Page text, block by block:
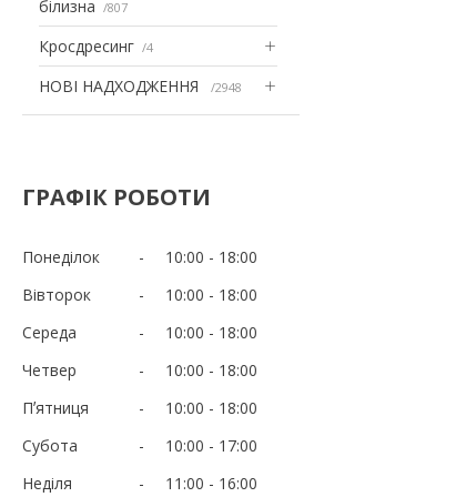
білизна 807
Кросдресинг 4
НОВІ НАДХОДЖЕННЯ 2948
ГРАФІК РОБОТИ
Понеділок 10:00
18:00
Вівторок
10:00
18:00
Середа
10:00
18:00
Четвер
10:00
18:00
Пʼятниця
10:00
18:00
Субота
10:00
17:00
Неділя
11:00 16:00